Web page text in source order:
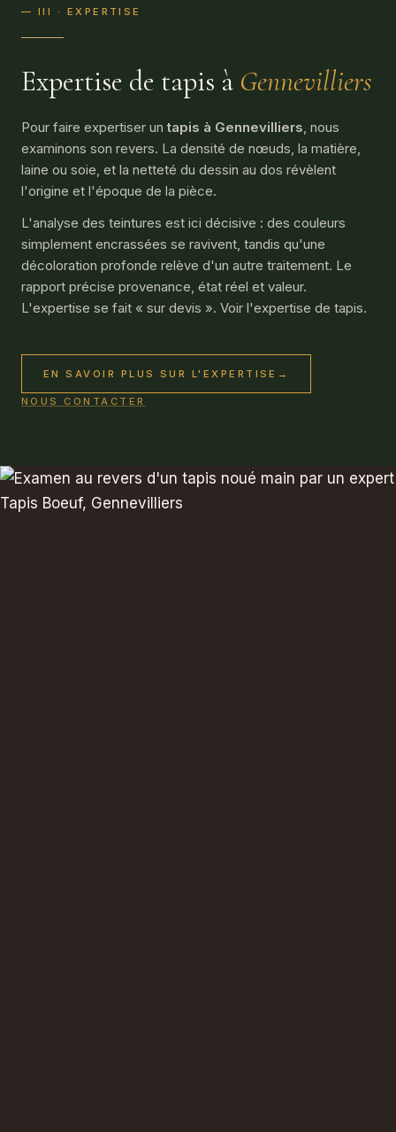
— III · EXPERTISE
Expertise de tapis à Gennevilliers
Pour faire expertiser untapis à Gennevilliers, nous
examinons son revers. La densité de nœuds, la matière,
laine ou soie, et la netteté du dessin au dos révèlent
l'origine et l'époque de la pièce.
L'analyse des teintures est ici décisive : des couleurs
simplement encrassées se ravivent, tandis qu'une
décoloration profonde relève d'un autre traitement. Le
rapport précise provenance, état réel et valeur.
L'expertise se fait « sur devis ». Voir l'expertise de tapis.
EN SAVOIR PLUS SUR L'EXPERTISE →
NOUS CONTACTER